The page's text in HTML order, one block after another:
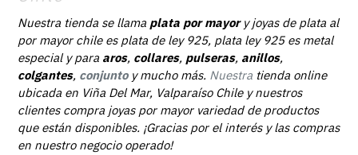
Nuestra tienda se llama plata por mayory joyas de plata al
por mayor chile es plata de ley 925, plata ley 925 es metal
especial y para aros, collares, pulseras, anillos,
colgantes, conjunto y mucho más. Nuestra tienda online
ubicada en Viña Del Mar, Valparaíso Chile y nuestros
clientes compra joyas por mayor variedad de productos
que están disponibles. ¡Gracias por el interés y las compras
en nuestro negocio operado!